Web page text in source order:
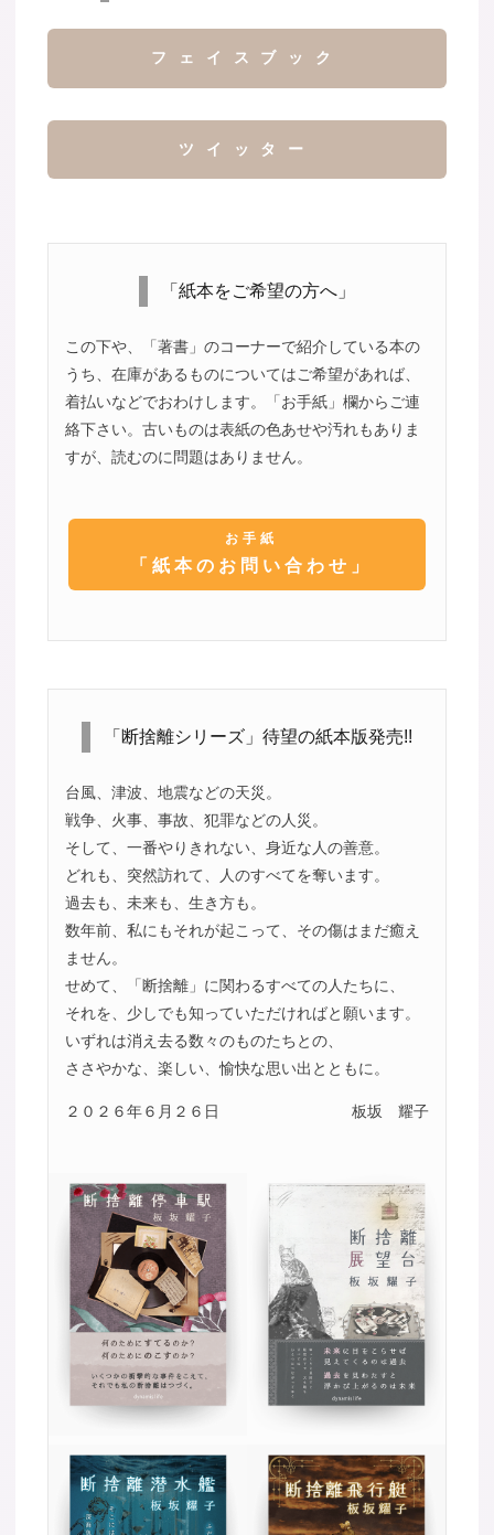
フェイスブック
ツイッター
「紙本をご希望の方へ」
この下や、「著書」のコーナーで紹介している本の
うち、在庫があるものについてはご希望があれば、
着払いなどでおわけします。「お手紙」欄からご連
絡下さい。古いものは表紙の色あせや汚れもありま
すが、読むのに問題はありません。
お手紙
「紙本のお問い合わせ」
「断捨離シリーズ」待望の紙本版発売!!
台風、津波、地震などの天災。
戦争、火事、事故、犯罪などの人災。
そして、一番やりきれない、身近な人の善意。
どれも、突然訪れて、人のすべてを奪います。
過去も、未来も、生き方も。
数年前、私にもそれが起こって、その傷はまだ癒え
ません。
せめて、「断捨離」に関わるすべての人たちに、
それを、少しでも知っていただければと願います。
いずれは消え去る数々のものたちとの、
ささやかな、楽しい、愉快な思い出とともに。
２０２６年６月２６日 板坂 耀子